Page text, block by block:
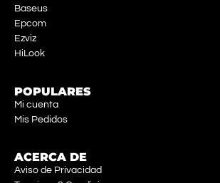
Baseus
Epcom
Ezviz
HiLook
POPULARES
Mi cuenta
Mis Pedidos
ACERCA DE
Aviso de Privacidad